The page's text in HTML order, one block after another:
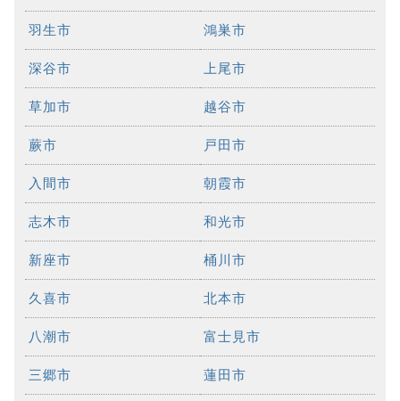
羽生市 鴻巣市
深谷市 上尾市
草加市 越谷市
蕨市 戸田市
入間市 朝霞市
志木市 和光市
新座市 桶川市
久喜市 北本市
八潮市 富士見市
三郷市 蓮田市